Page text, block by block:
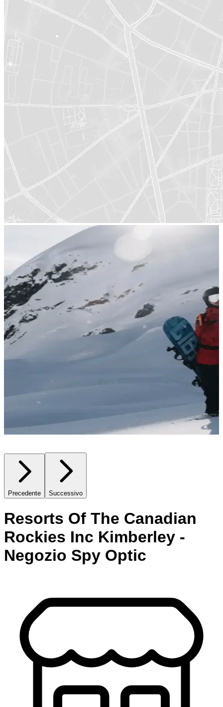
Precedente Successivo
Resorts Of The Canadian
Rockies Inc Kimberley -
Negozio Spy Optic